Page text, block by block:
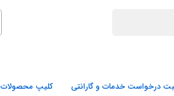
درخواست خدمات و گارانتی کلیپ محصولات